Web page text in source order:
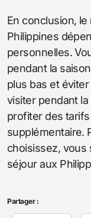
En conclusion,
Philippines
personnelles.
pendant la
plus bas et
visiter pendant
profiter des
supplémentaire.
choisissez,
séjour aux
Partager :